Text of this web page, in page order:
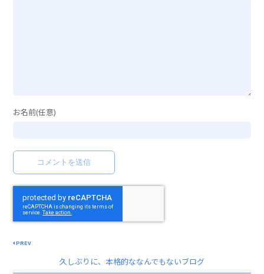
お名前(任意)
PREV
久しぶりに、本格的ななんでもないブログ